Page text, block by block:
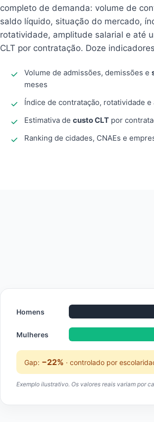
completo de demanda: volume de
saldo líquido, situação do mercado,
rotatividade, amplitude salarial e até
CLT por contratação. Doze
Volume de admissões, demissões e
meses
Índice de contratação, rotatividade
Estimativa de custo CLT por
Ranking de cidades, CNAEs e
Homens
Mulheres
Gap: −22% · controlado por
Exemplo ilustrativo. Os valores reais variam por